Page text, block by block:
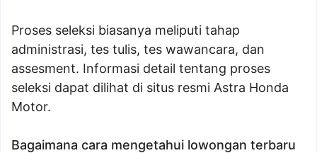
Proses seleksi biasanya meliputi tahap
administrasi, tes tulis, tes wawancara, dan
assesment. Informasi detail tentang proses
seleksi dapat dilihat di situs resmi Astra Honda
Motor.
Bagaimana cara mengetahui lowongan terbaru